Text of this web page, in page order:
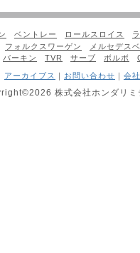
ベントレー ロールスロイス
フォルクスワーゲン
メルセデス
バーキン TVR サーブ ボルボ
アーカイブス ｜ お問い合わせ ｜ 会
株式会社ホンダリ